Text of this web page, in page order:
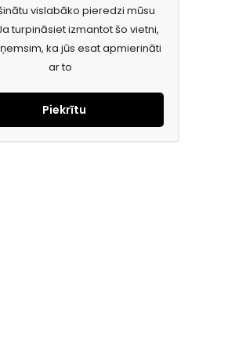
vislabāko pieredzi mūsu
turpināsiet izmantot šo vietni,
ka jūs esat apmierināti
ar to
Piekrītu